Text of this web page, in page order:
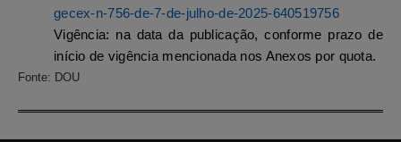
gecex-n-756-de-7-de-julho-de-2025-640519756
Vigência: na data da publicação, conforme prazo de
início de vigência mencionada nos Anexos por quota.
Fonte: DOU